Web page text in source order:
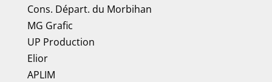
Cons. Départ. du Morbihan
MG Grafic
UP Production
Elior
APLIM